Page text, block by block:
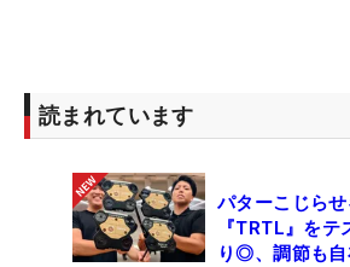
読まれています
パターこじら
『TRTL』を
り◎、調節も